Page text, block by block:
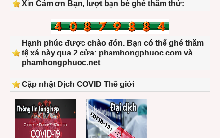
Xin Cảm ơn Bạn, lượt bạn bè ghé thăm thứ:
Hạnh phúc được chào đón. Bạn có thể ghé thăm
tệ xá này qua 2 cửa: phamhongphuoc.com và
phamhongphuoc.net
Cập nhật Dịch COVID Thế giới